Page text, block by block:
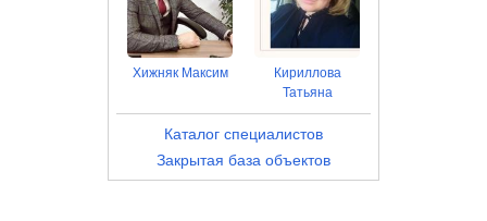
Хижняк Максим
Кириллова
Татьяна
Каталог специалистов
Закрытая база объектов